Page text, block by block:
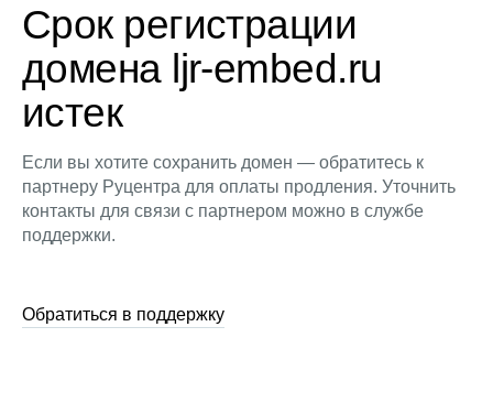
Срок регистрации
домена ljr-embed.ru
истек
Если вы хотите сохранить домен — обратитесь к
партнеру Руцентра для оплаты продления. Уточнить
контакты для связи с партнером можно в службе
поддержки.
Обратиться в поддержку